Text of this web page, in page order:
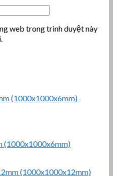
web trong trình duyệt này
(1000x1000x6mm)